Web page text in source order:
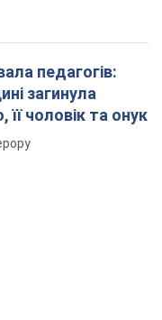
педагогів:
загинула
чоловік та онук